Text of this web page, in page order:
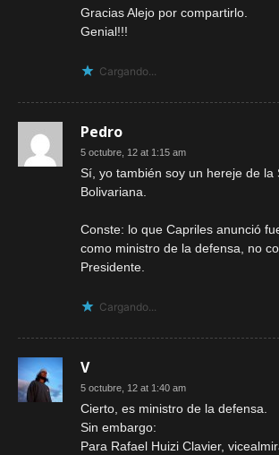
Gracias Alejo por compartirlo.
Genial!!!
Cargando...
Pedro
5 octubre, 12 at 1:15 am
Sí, yo también soy un hereje de la
Bolivariana.
Conste: lo que Capriles anunció
como ministro de la defensa, no
Presidente.
Cargando...
V
5 octubre, 12 at 1:40 am
Cierto, es ministro de la defensa.
Sin embargo:
Para Rafael Huizi Clavier,